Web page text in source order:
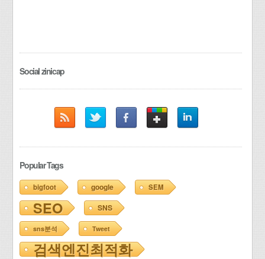
Social zinicap
Popular Tags
bigfoot google SEM
SEO SNS
sns분석 Tweet
검색엔진최적화